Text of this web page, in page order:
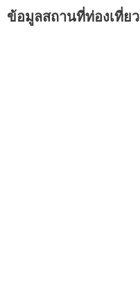
ข้อมูลสถานที่ท่องเที่ยว